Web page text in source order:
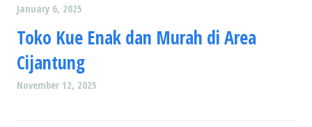
January 6, 2025
Toko Kue Enak dan Murah di Area
Cijantung
November 12, 2025